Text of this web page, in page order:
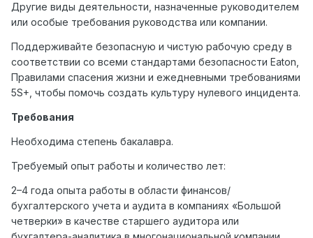
Другие виды деятельности, назначенные руководителем
или особые требования руководства или компании.
Поддерживайте безопасную и чистую рабочую среду в
соответствии со всеми стандартами безопасности Eaton,
Правилами спасения жизни и ежедневными требованиями
5S+, чтобы помочь создать культуру нулевого инцидента.
Требования
Необходима степень бакалавра.
Требуемый опыт работы и количество лет:
2–4 года опыта работы в области финансов/
бухгалтерского учета и аудита в компаниях «Большой
четверки» в качестве старшего аудитора или